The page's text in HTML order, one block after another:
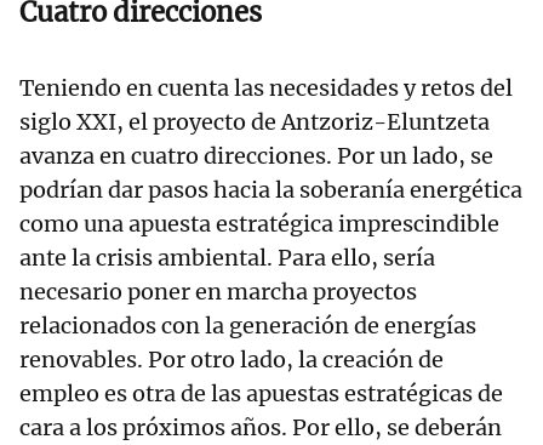
Cuatro direcciones
Teniendo en cuenta las necesidades y retos del
siglo XXI, el proyecto de Antzoriz-Eluntzeta
avanza en cuatro direcciones. Por un lado, se
podrían dar pasos hacia la soberanía energética
como una apuesta estratégica imprescindible
ante la crisis ambiental. Para ello, sería
necesario poner en marcha proyectos
relacionados con la generación de energías
renovables. Por otro lado, la creación de
empleo es otra de las apuestas estratégicas de
cara a los próximos años. Por ello, se deberán